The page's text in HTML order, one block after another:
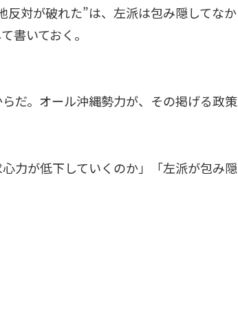
対が破れた”は、左派は包み隠してなか
書いておく。
だ。オール沖縄勢力が、その掲げる政策
力が低下していくのか」「左派が包み隠